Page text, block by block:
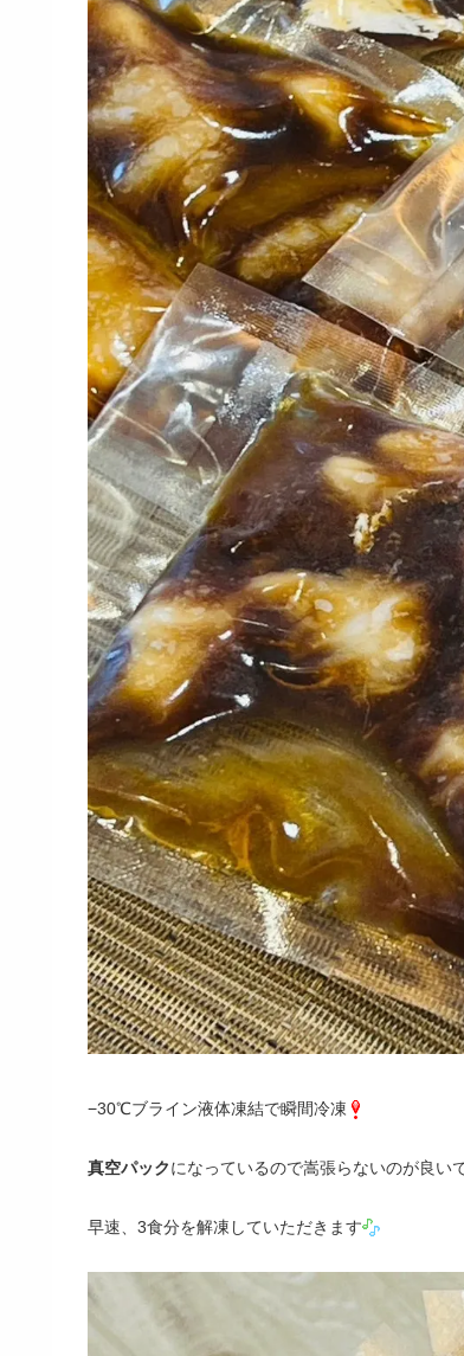
−30℃ブライン液体凍結で瞬間冷凍
真空パックになっているので嵩張らないのが良い
早速、3食分を解凍していただきます